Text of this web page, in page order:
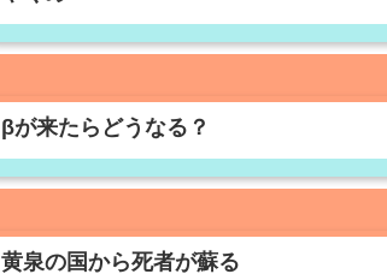
βが来たらどうなる？
黄泉の国から死者が蘇る